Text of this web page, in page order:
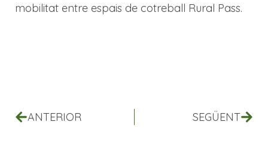
mobilitat entre espais de cotreball Rural Pass.
ANTERIOR SEGÜENT